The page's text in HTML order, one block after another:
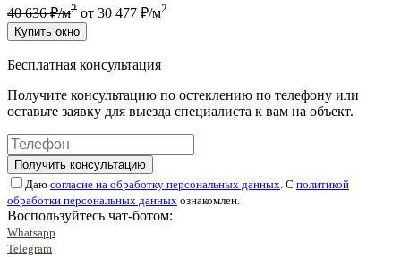
40 636 ₽/м2 от 30 477 ₽/м2
Купить окно
Бесплатная консультация
Получите консультацию по остеклению по телефону или
оставьте заявку для выезда специалиста к вам на объект.
Получить консультацию
Даю согласие на обработку персональных данных. С политикой
обработки персональных данных ознакомлен.
Воспользуйтесь чат-ботом:
Whatsapp
Telegram